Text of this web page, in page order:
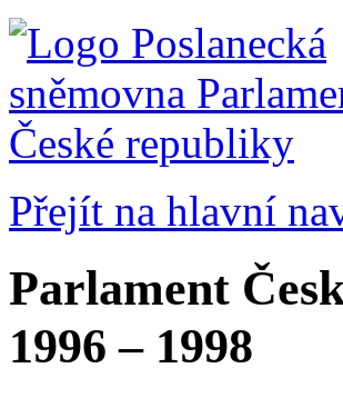
Přejít na hlavní
Parlament
1996 – 1998